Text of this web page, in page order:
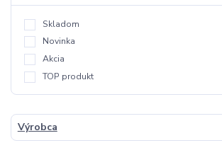
Skladom
Novinka
Akcia
TOP produkt
Výrobca